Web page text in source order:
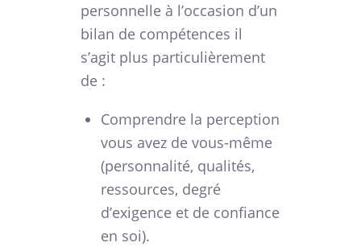
personnelle à l’occasion d’un
bilan de compétences il
s’agit plus particulièrement
de :
Comprendre la perception
vous avez de vous-même
(personnalité, qualités,
ressources, degré
d’exigence et de confiance
en soi).